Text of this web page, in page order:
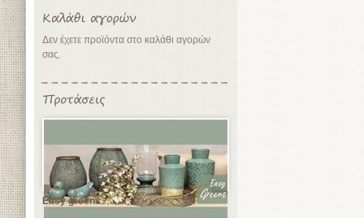
Δεν έχετε προϊόντα στο καλάθι αγορών
σας.
Easy greens